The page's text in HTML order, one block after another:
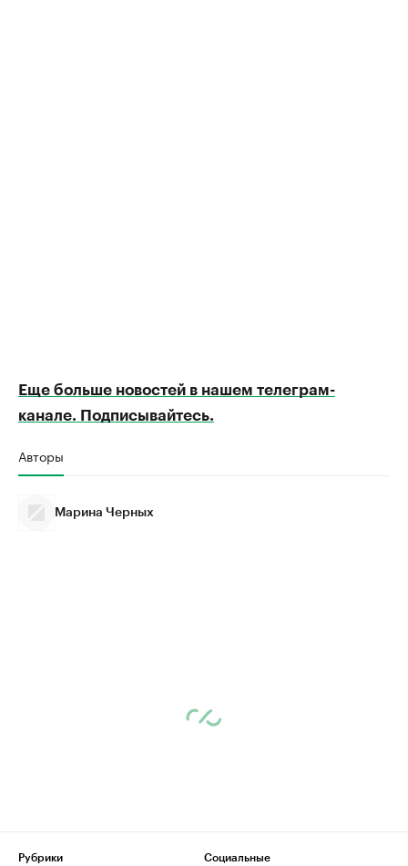
Еще больше новостей в нашем телеграм-
канале. Подписывайтесь.
Авторы
Марина Черных
Рубрики
Социальные